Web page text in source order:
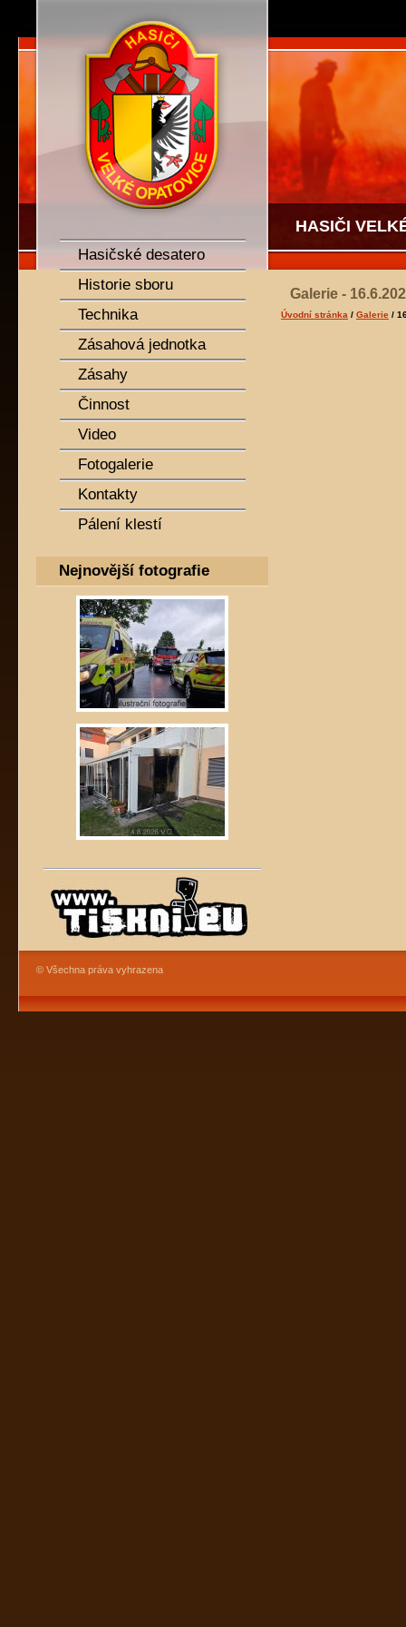
HASIČI
Galerie -
Úvodní stránka / Galerie /
SDH Velké Opatovice
Hasičské desatero
Historie sboru
Technika
Zásahová jednotka
Zásahy
Činnost
Video
Fotogalerie
Kontakty
Pálení klestí
Nejnovější fotografie
© Všechna práva vyhrazena